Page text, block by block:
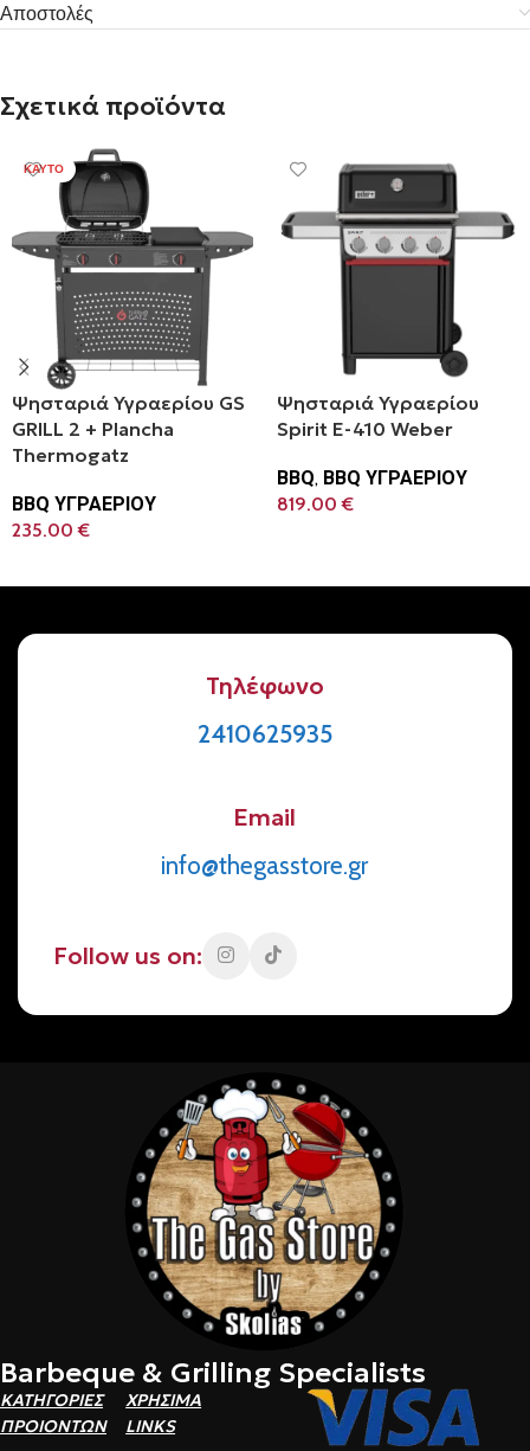
Αποστολές
Σχετικά προϊόντα
ΚΑΥΤΌ
Ψησταριά Υγραερίου GS
GRILL 2 + Plancha
Thermogatz
BBQ ΥΓΡΑΕΡΙΟΥ
235.00€
Ψησταριά Υγραερίου
Spirit E-410 Weber
BBQ, BBQ ΥΓΡΑΕΡΙΟΥ
819.00€
Τηλέφωνο
2410625935
Email
info@thegasstore.gr
Follow us on:
Barbeque & Grilling Specialists
ΚΑΤΗΓΟΡΙΕΣ
ΠΡΟΙΟΝΤΩΝ
ΧΡΗΣΙΜΑ
LINKS